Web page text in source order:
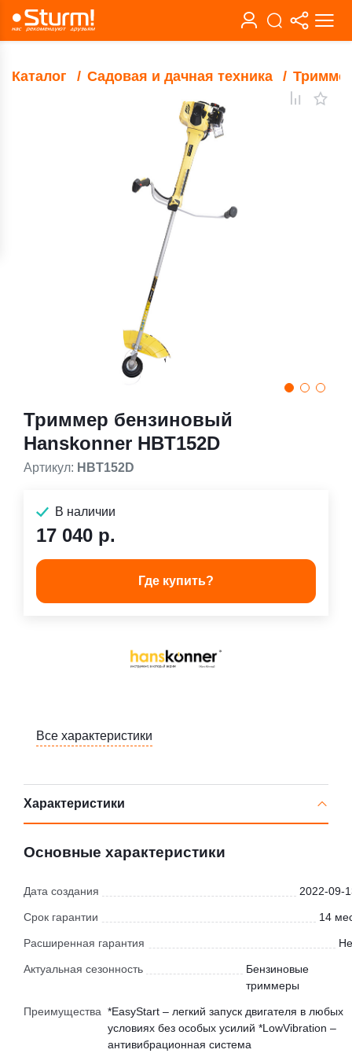
Каталог Садовая и дачная техника
Триммер бензиновый
Hanskonner HBT152D
Артикул: HBT152D
В наличии
17 040 р.
Где купить?
Все характеристики
Характеристики
Основные характеристики
Дата создания 2022-09-
Срок гарантии 14
Расширенная гарантия
Актуальная сезонность
Бензиновые
триммеры
Преимущества *EasyStart – легкий запуск двигателя в любых
условиях без особых усилий *LowVibration –
антивибрационная система